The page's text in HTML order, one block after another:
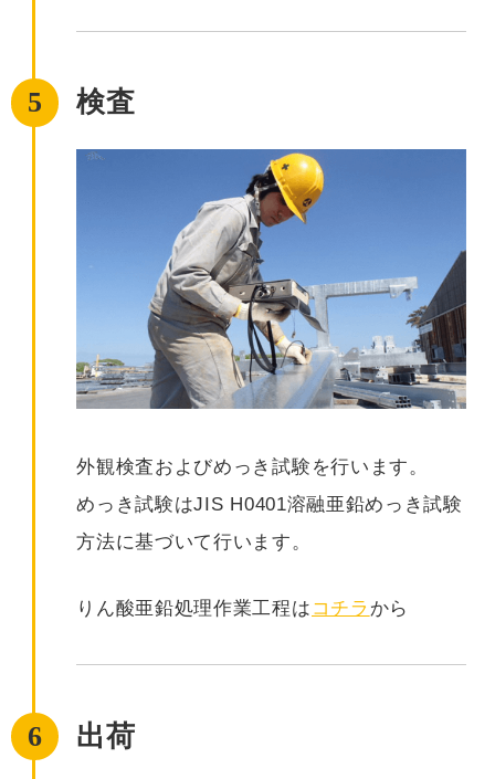
5 検査
外観検査およびめっき試験を行います。
めっき試験はJIS H0401溶融亜鉛めっき試験
方法に基づいて行います。
りん酸亜鉛処理作業工程は コチラ から
6 出荷